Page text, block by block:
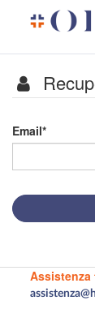
campi
da
sono
obbligatori
Email
Assistenza